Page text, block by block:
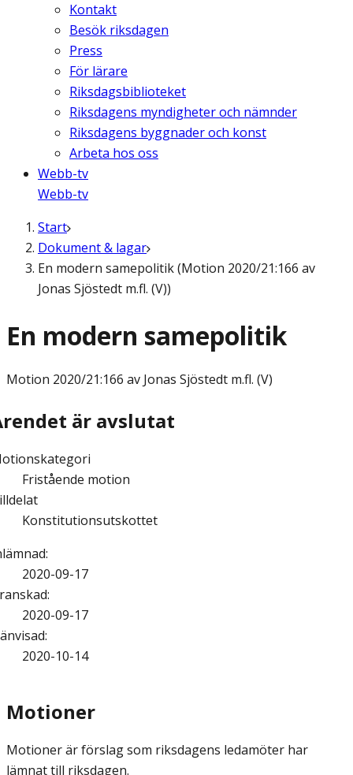
Kontakt
Besök riksdagen
Press
För lärare
Riksdagsbiblioteket
Riksdagens myndigheter och nämnder
Riksdagens byggnader och konst
Arbeta hos oss
Webb-tv
Webb-tv
Start
Dokument & lagar
En modern samepolitik (Motion 2020/21:166 av
Jonas Sjöstedt m.fl. (V))
En modern samepolitik
Motion 2020/21:166 av Jonas Sjöstedt m.fl. (V)
är avslutat
Fristående motion
Konstitutionsutskottet
:
2020-09-17
:
2020-09-17
:
2020-10-14
Motioner
Motioner är förslag som riksdagens ledamöter har
lämnat till riksdagen.